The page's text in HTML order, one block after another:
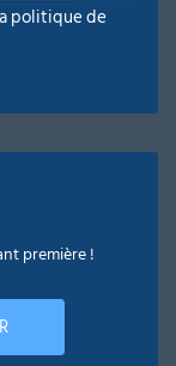
politique de
première !